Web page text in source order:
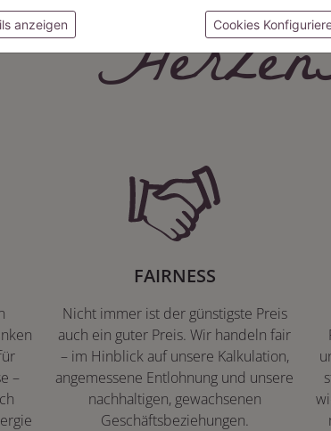
–
FAIRNESS
Nicht immer ist der günstigste Preis
auch ein guter Preis. Wir handeln fair
– im Hinblick auf unsere Kalkulation,
angemessene Entlohnung und unsere
nachhaltigen, gewachsenen
Geschäftsbeziehungen.
anzeigen Cookies